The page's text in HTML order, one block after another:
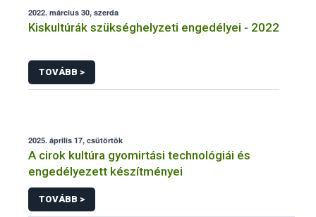
2022. március 30, szerda
Kiskultúrák szükséghelyzeti engedélyei - 2022
TOVÁBB >
2025. április 17, csütörtök
A cirok kultúra gyomirtási technológiái és
engedélyezett készítményei
TOVÁBB >